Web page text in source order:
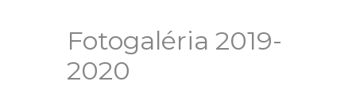
Fotogaléria 2019-
2020